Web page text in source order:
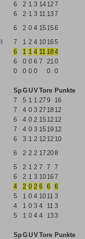
6 2 1 3 14 127
6 2 1 3 11 137
6 2 0 4 15 156
7 1 2 4 10 165
6 1 1 4 11 184
6 0 0 6 7 210
0 0 0 0 0 0
SpGUVTore Punkte
7 5 1 1 279
16
7 4 0 3 27 18 12
6 4 0 2 15 12 12
7 4 0 3 15 19 12
6 3 1 2 12 12 10
6 2 2 2 17208
5 2 1 2 7 7
7
6 2 1 3 10 167
4 2 0 2 6 6
6
5 1 0 4 10 11 3
4 1 0 3 4 11 3
5 1 0 4 4 133
SpGUVTore Punkte